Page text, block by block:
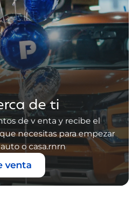
de ti
de v enta y recibe el
necesitas para empezar
o casa.rnrn
venta